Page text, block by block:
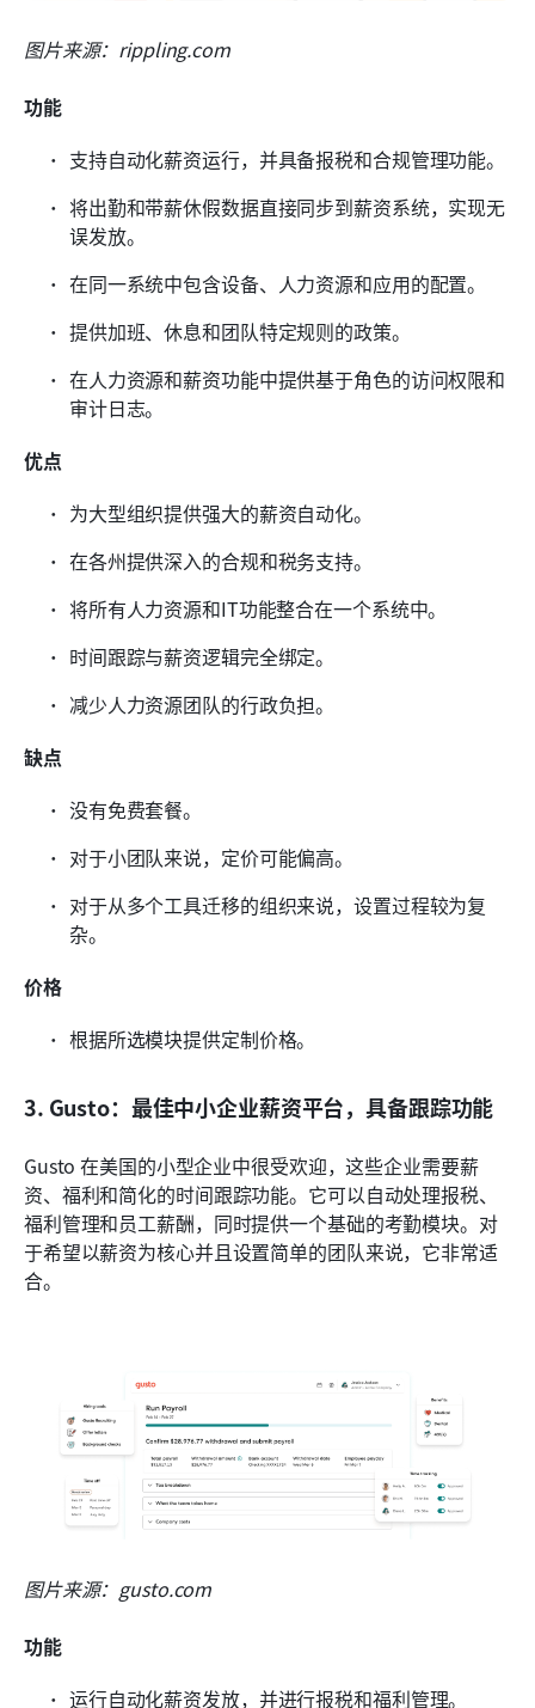
图片来源：rippling.com
功能
支持自动化薪资运行，并具备报税和合规管理功能。
将出勤和带薪休假数据直接同步到薪资系统，实现无
误发放。
在同一系统中包含设备、人力资源和应用的配置。
提供加班、休息和团队特定规则的政策。
在人力资源和薪资功能中提供基于角色的访问权限和
审计日志。
优点
为大型组织提供强大的薪资自动化。
在各州提供深入的合规和税务支持。
将所有人力资源和IT功能整合在一个系统中。
时间跟踪与薪资逻辑完全绑定。
减少人力资源团队的行政负担。
缺点
没有免费套餐。
对于小团队来说，定价可能偏高。
对于从多个工具迁移的组织来说，设置过程较为复
杂。
价格
根据所选模块提供定制价格。
3. Gusto：最佳中小企业薪资平台，具备跟踪功能
Gusto 在美国的小型企业中很受欢迎，这些企业需要薪
资、福利和简化的时间跟踪功能。它可以自动处理报税、
福利管理和员工薪酬，同时提供一个基础的考勤模块。对
于希望以薪资为核心并且设置简单的团队来说，它非常适
合。
图片来源：gusto.com
功能
运行自动化薪资发放，并进行报税和福利管理。